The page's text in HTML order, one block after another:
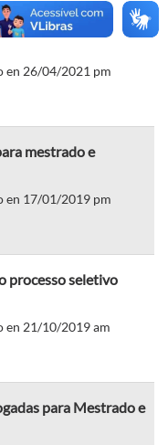
doutorado na
en 26/04/2021 pm
mestrado e
en 17/01/2019 pm
processo seletivo
en 21/10/2019 am
para Mestrado e